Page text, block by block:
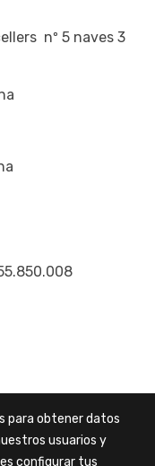
nº 5 naves 3
para obtener datos
usuarios y
configurar tus